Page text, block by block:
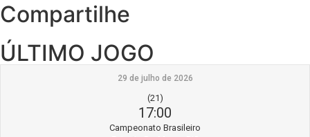
Compartilhe
ÚLTIMO JOGO
29 de julho de 2026
(21)
17:00
Campeonato Brasileiro